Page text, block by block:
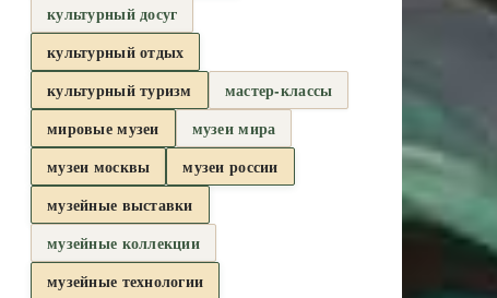
культурный досуг
культурный отдых
культурный туризм
мастер-классы
мировые музеи
музеи мира
музеи москвы
музеи россии
музейные выставки
музейные коллекции
музейные технологии